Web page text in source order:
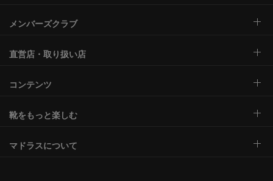
メンバーズクラブ
直営店・取り扱い店
コンテンツ
靴をもっと楽しむ
マドラスについて